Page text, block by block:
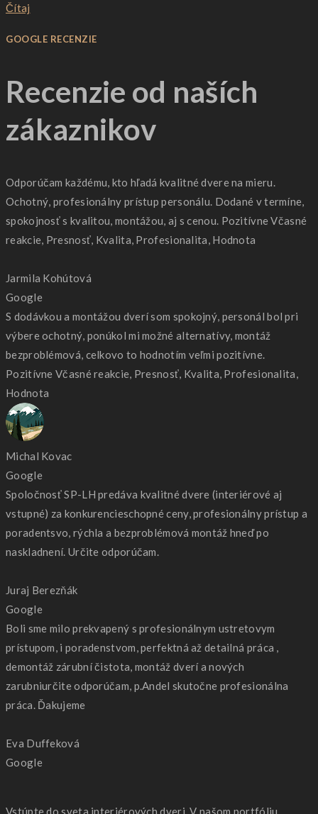
Čítaj
GOOGLE RECENZIE
Recenzie od naších
zákaznikov
Odporúčam každému, kto hľadá kvalitné dvere na mieru.
Ochotný, profesionálny prístup personálu. Dodané v termíne,
spokojnosť s kvalitou, montážou, aj s cenou. Pozitívne Včasné
reakcie, Presnosť, Kvalita, Profesionalita, Hodnota
Jarmila Kohútová
Google
S dodávkou a montážou dverí som spokojný, personál bol pri
výbere ochotný, ponúkol mi možné alternatívy, montáž
bezproblémová, celkovo to hodnotím veľmi pozitívne.
Pozitívne Včasné reakcie, Presnosť, Kvalita, Profesionalita,
Hodnota
Michal Kovac
Google
Spoločnosť SP-LH predáva kvalitné dvere (interiérové aj
vstupné) za konkurencieschopné ceny, profesionálny prístup a
poradentsvo, rýchla a bezproblémová montáž hneď po
naskladnení. Určite odporúčam.
Juraj Berezňák
Google
Boli sme milo prekvapený s profesionálnym ustretovym
prístupom, i poradenstvom, perfektná až detailná práca ,
demontáž zárubní čistota, montáž dverí a nových
zarubniurčite odporúčam, p.Andel skutočne profesionálna
práca. Ďakujeme
Eva Duffeková
Google
Vstúpte do sveta interiérových dveri. V našom portfóliu